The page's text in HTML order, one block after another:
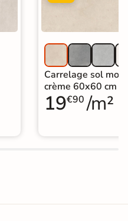
Carrelage sol
crème 60x60 cm
19€90 /m²